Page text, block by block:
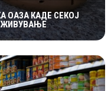
ОАЗА КАДЕ СЕКОЈ